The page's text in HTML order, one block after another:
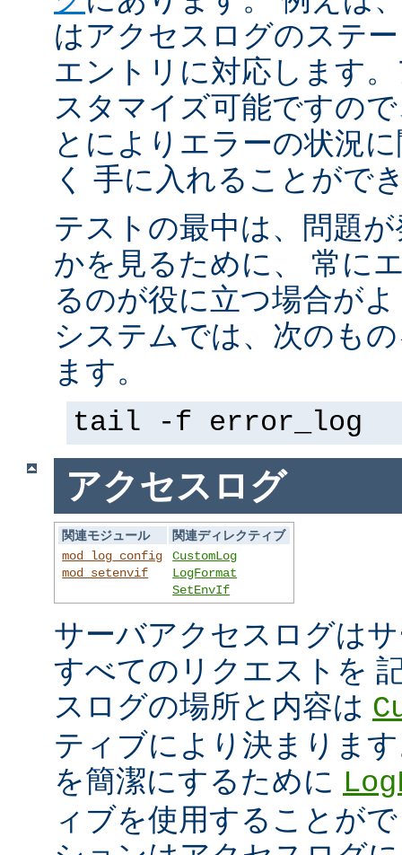
はアクセスログのステ
エントリに対応します
スタマイズ可能ですの
とによりエラーの状況
く 手に入れることがで
テストの最中は、問題
かを見るために、 常に
るのが役に立つ場合が
システムでは、次のも
ます。
tail -f error_log
アクセスログ
関連モジュール
関連ディレクティブ
mod_log_config
mod_setenvif
CustomLog
LogFormat
SetEnvIf
サーバアクセスログは
すべてのリクエストを
スログの場所と内容は
ティブにより決まりま
を簡潔にするために
ィブを使用することが